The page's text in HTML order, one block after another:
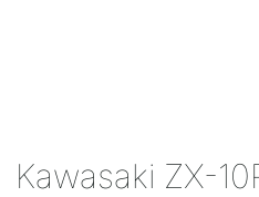
Kawasaki ZX-